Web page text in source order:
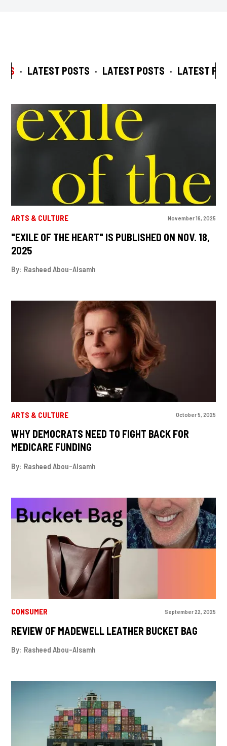
· LATEST POSTS · LATEST POSTS · LATEST
ARTS & CULTURE November 16, 2025
"EXILE OF THE HEART" IS PUBLISHED ON NOV. 18,
2025
By: Rasheed Abou-Alsamh
ARTS & CULTURE October 5, 2025
WHY DEMOCRATS NEED TO FIGHT BACK FOR
MEDICARE FUNDING
By: Rasheed Abou-Alsamh
CONSUMER September 22, 2025
REVIEW OF MADEWELL LEATHER BUCKET BAG
By: Rasheed Abou-Alsamh